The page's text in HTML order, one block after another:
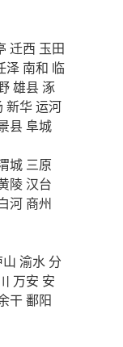
迁西 玉田
泽 南和 临
雄县涿
新华运河
县阜城
城 三原
陵汉台
河 商州
渝水 分
万安 安
干鄱阳